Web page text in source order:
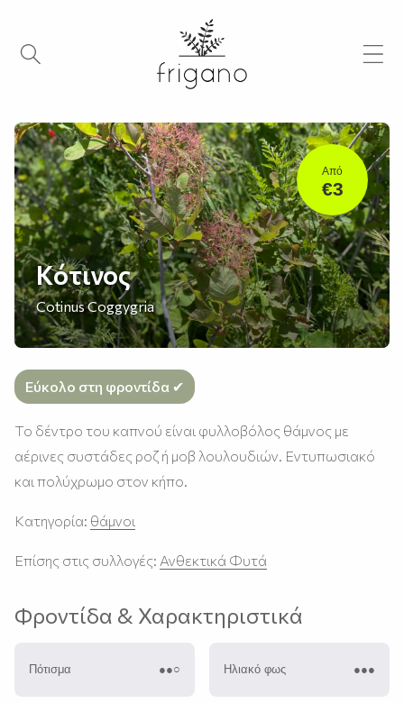
Κότινος
Cotinus Coggygria
Από
€3
Εύκολο στη φροντίδα ✔︎
Το δέντρο του καπνού είναι φυλλοβόλος θάμνος με
αέρινες συστάδες ροζ ή μοβ λουλουδιών. Εντυπωσιακό
και πολύχρωμο στον κήπο.
Κατηγορία: θάμνοι
Επίσης στις συλλογές: Ανθεκτικά Φυτά
Φροντίδα & Χαρακτηριστικά
Πότισμα ●●○ Ηλιακό φως ●●●